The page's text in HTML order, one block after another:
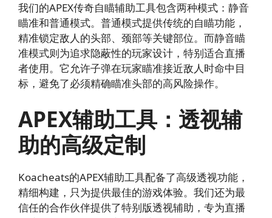
我们的APEX传奇自瞄辅助工具包含两种模式：静音
瞄准和普通模式。普通模式提供传统的自瞄功能，
精准锁定敌人的头部、颈部等关键部位。而静音瞄
准模式则为追求隐蔽性的玩家设计，特别适合直播
者使用。它允许子弹在玩家瞄准接近敌人时命中目
标，避免了必须精确瞄准头部的高风险操作。
APEX辅助工具：透视辅
助的高级定制
Koacheats的APEX辅助工具配备了高级透视功能，
精细构建，只为提供最佳的游戏体验。我们还为最
信任的合作伙伴提供了特别版透视辅助，专为直播